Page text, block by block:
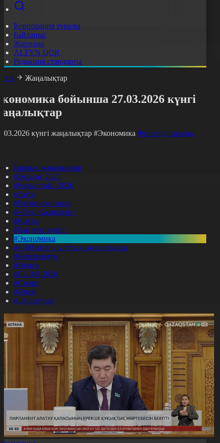
Корпорация туралы
Байланыс
Жарнама
ALTYN QOR
Редакция стандарты
Жаңалықтар
бойынша 27.03.2026 күнгі
күнгі жаңалықтар #Экономика Фильтрді тазалау
Барлық жаңалықтар
#Жолдау 2025
#Құрылтай - 2026
#Апта
#Ресми оқиғалар
#«Таза Қазақстан»
#Қоғам
#Заң мен тәртіп
#Экономика
#«100 кітап» ұлттық сауалнамасы
#Референдум
#Оқиға
#EURO 2024
#Спорт
#Әлем
#Денсаулық